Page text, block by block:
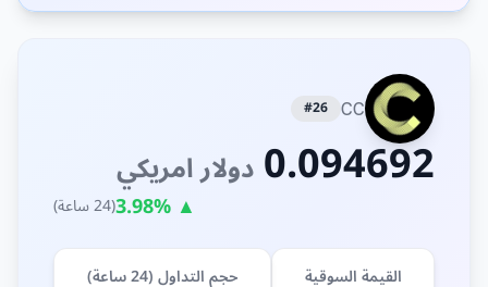
CC
#26
0.094692دولار امريكي
▲ 3.98% (24 ساعة)
القيمة السوقية حجم التداول (24 ساعة)